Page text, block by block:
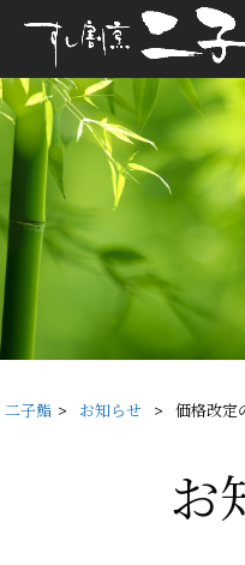
二子鮨 > お知らせ > 価格改定
お